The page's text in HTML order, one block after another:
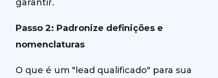
garantir.
Passo 2: Padronize definições e
nomenclaturas
O que é um "lead qualificado" para sua